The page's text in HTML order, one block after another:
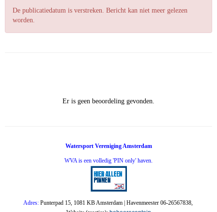
De publicatiedatum is verstreken. Bericht kan niet meer gelezen
worden.
Er is geen beoordeling gevonden.
Watersport Vereniging Amsterdam
WVA is een volledig 'PIN only' haven.
Adres:Punterpad 15, 1081 KB Amsterdam | Havenmeester 06-26567838,